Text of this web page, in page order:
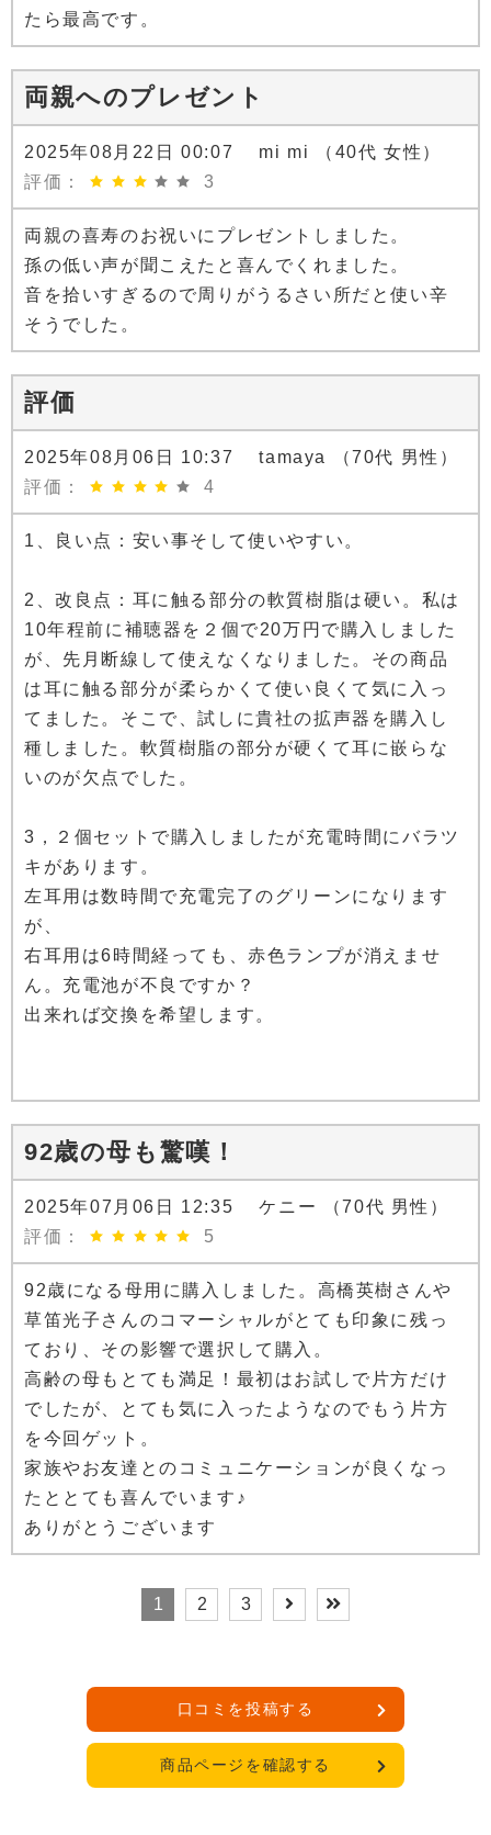
たら最高です。
両親へのプレゼント
2025年08月22日 00:07 mi mi （40代 女性）
評価：
3
両親の喜寿のお祝いにプレゼントしました。
孫の低い声が聞こえたと喜んでくれました。
音を拾いすぎるので周りがうるさい所だと使い辛
そうでした。
評価
2025年08月06日 10:37 tamaya （70代 男性）
評価：
4
1、良い点：安い事そして使いやすい。
2、改良点：耳に触る部分の軟質樹脂は硬い。私は
10年程前に補聴器を２個で20万円で購入しました
が、先月断線して使えなくなりました。その商品
は耳に触る部分が柔らかくて使い良くて気に入っ
てました。そこで、試しに貴社の拡声器を購入し
種しました。軟質樹脂の部分が硬くて耳に嵌らな
いのが欠点でした。
3，２個セットで購入しましたが充電時間にバラツ
キがあります。
左耳用は数時間で充電完了のグリーンになります
が、
右耳用は6時間経っても、赤色ランプが消えませ
ん。充電池が不良ですか？
出来れば交換を希望します。
92歳の母も驚嘆！
2025年07月06日 12:35 ケニー （70代 男性）
評価：
5
92歳になる母用に購入しました。高橋英樹さんや
草笛光子さんのコマーシャルがとても印象に残っ
ており、その影響で選択して購入。
高齢の母もとても満足！最初はお試しで片方だけ
でしたが、とても気に入ったようなのでもう片方
を今回ゲット。
家族やお友達とのコミュニケーションが良くなっ
たととても喜んでいます♪
ありがとうございます
1 2 3
口コミを投稿する
商品ページを確認する